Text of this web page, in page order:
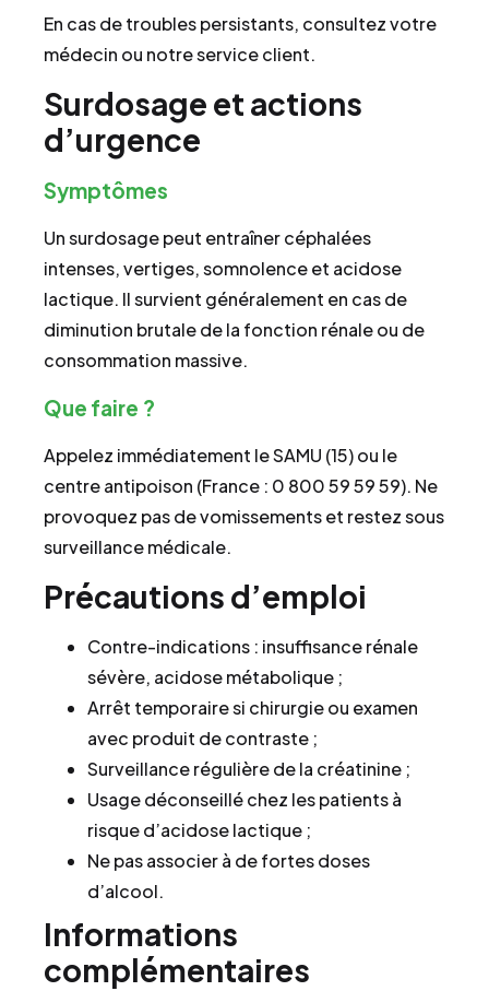
En cas de troubles persistants, consultez votre
médecin ou notre service client.
Surdosage et actions
d’urgence
Symptômes
Un surdosage peut entraîner céphalées
intenses, vertiges, somnolence et acidose
lactique. Il survient généralement en cas de
diminution brutale de la fonction rénale ou de
consommation massive.
Que faire ?
Appelez immédiatement le SAMU (15) ou le
centre antipoison (France : 0 800 59 59 59). Ne
provoquez pas de vomissements et restez sous
surveillance médicale.
Précautions d’emploi
Contre-indications : insuffisance rénale
sévère, acidose métabolique ;
Arrêt temporaire si chirurgie ou examen
avec produit de contraste ;
Surveillance régulière de la créatinine ;
Usage déconseillé chez les patients à
risque d’acidose lactique ;
Ne pas associer à de fortes doses
d’alcool.
Informations
complémentaires